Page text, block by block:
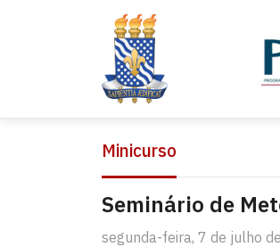
Minicurso
Seminário de
segunda-feira, 7 de julho